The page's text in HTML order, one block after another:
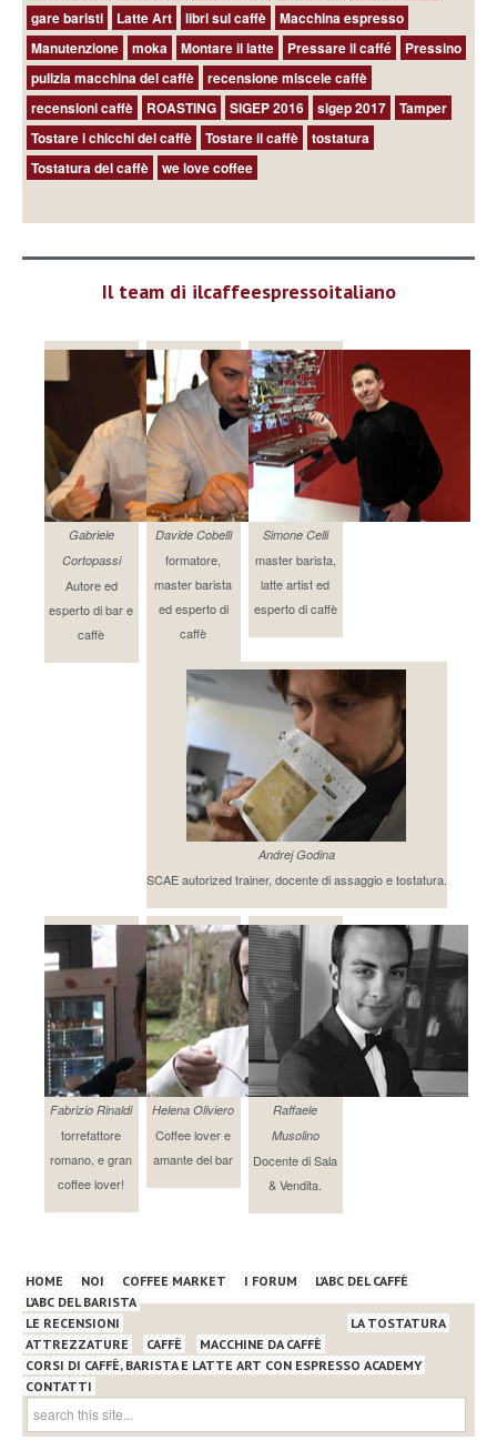
gare baristi
Latte Art libri sul caffè
Macchina espresso
Manutenzione
moka Montare il latte Pressare il caffé
Pressino
pulizia macchina del caffè
recensione miscele caffè
recensioni caffè
ROASTING SIGEP 2016 sigep 2017
Tamper
Tostare i chicchi del caffè
Tostare il caffè
tostatura
Tostatura del caffè
we love coffee
Il team di ilcaffeespressoitaliano
Gabriele
Cortopassi
Autore ed
esperto di bar e
caffè
Davide Cobelli
formatore,
master barista
ed esperto di
caffè
Simone Celli
master barista,
latte artist ed
esperto di caffè
Andrej Godina
SCAE autorized trainer, docente di assaggio e tostatura.
Fabrizio Rinaldi
torrefattore
romano, e gran
coffee lover!
Helena Oliviero
Coffee lover e
amante del bar
Raffaele
Musolino
Docente di Sala
& Vendita.
HOME NOI COFFEE MARKET I FORUM
L’ABC DEL CAFFÈ
L’ABC DEL BARISTA
LE RECENSIONI
ATTREZZATURE
CAFFÈ MACCHINE DA CAFFÈ
LA TOSTATURA
CORSI DI CAFFÈ, BARISTA E LATTE ART CON ESPRESSO ACADEMY
CONTATTI